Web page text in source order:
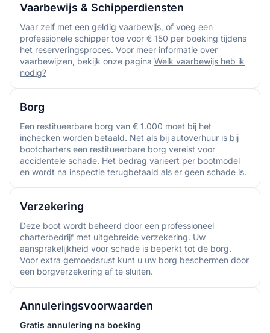
Vaarbewijs & Schipperdiensten
Vaar zelf met een geldig vaarbewijs, of voeg een
professionele schipper toe voor € 150 per boeking tijdens
het reserveringsproces. Voor meer informatie over
vaarbewijzen, bekijk onze pagina Welk vaarbewijs heb ik
nodig?
Borg
Een restitueerbare borg van € 1.000 moet bij het
inchecken worden betaald. Net als bij autoverhuur is bij
bootcharters een restitueerbare borg vereist voor
accidentele schade. Het bedrag varieert per bootmodel
en wordt na inspectie terugbetaald als er geen schade is.
Verzekering
Deze boot wordt beheerd door een professioneel
charterbedrijf met uitgebreide verzekering. Uw
aansprakelijkheid voor schade is beperkt tot de borg.
Voor extra gemoedsrust kunt u uw borg beschermen door
een borgverzekering af te sluiten.
Annuleringsvoorwaarden
Gratis annulering na boeking